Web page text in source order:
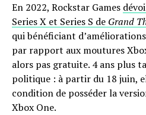
En 2022, Rockstar Games
Series X et Series S de Grand
qui bénéficiant
par rapport aux moutures
alors pas gratuite. 4 ans plus
politique : à partir du 18 juin,
condition de posséder la
Xbox One.